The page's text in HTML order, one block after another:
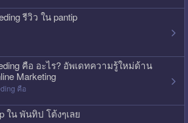
รีวิว ใน pantip
คือ อะไร? อัพเดทความรู้ใหม่ด้าน
Marketing
คือ
ใน พันทิป โต้งๆเลย